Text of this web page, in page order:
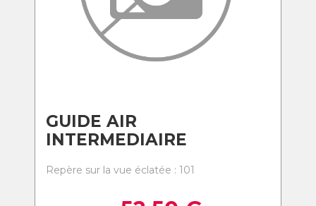
GUIDE AIR
INTERMEDIAIRE
Repère sur la vue éclatée : 101